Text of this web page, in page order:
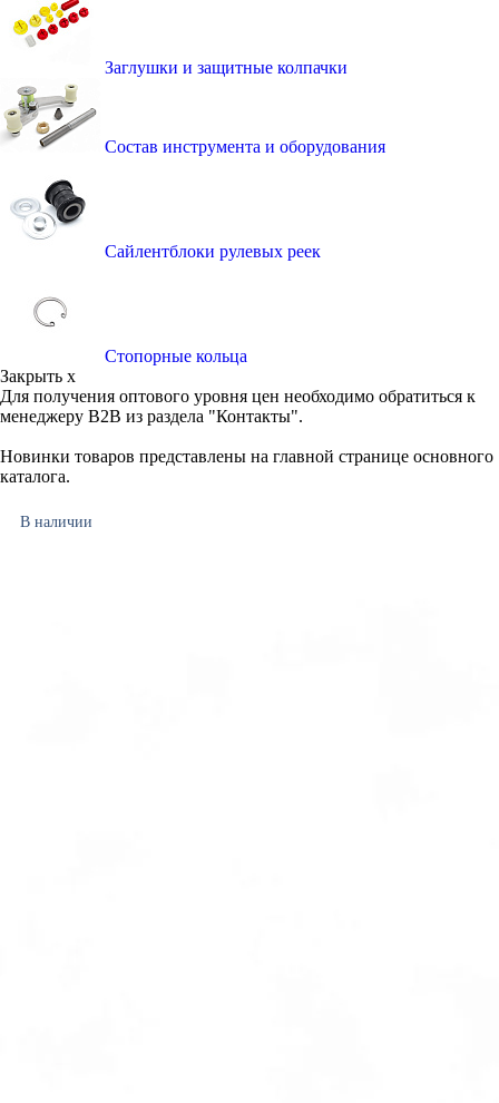
Заглушки и защитные колпачки
Состав инструмента и оборудования
Сайлентблоки рулевых реек
Стопорные кольца
Закрыть x
Для получения оптового уровня цен необходимо обратиться к
менеджеру B2B из раздела "Контакты".
Новинки товаров представлены на главной странице основного
каталога.
В наличии